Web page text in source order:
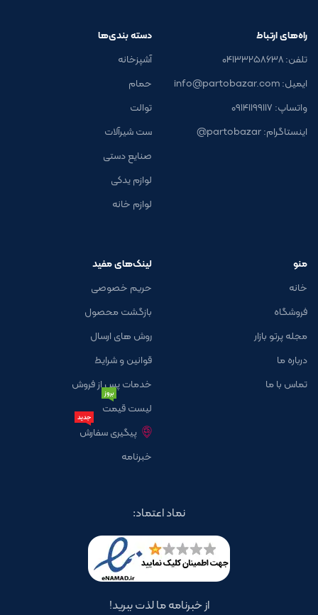
راه‌های ارتباط
تلفن: ۰۴۱۳۳۲۵۸۶۳۸
ایمیل: info@partobazar.com
واتساپ: ۰۹۱۴۱۱۹۹۱۱۷
اینستاگرام: partobazar@
دسته بندی‌ها
آشپزخانه
حمام
توالت
ست شیرآلات
صنایع دستی
لوازم یدکی
لوازم خانه
منو
خانه
فروشگاه
مجله پرتو بازار
درباره ما
تماس با ما
لینک‌های مفید
حریم خصوصی
بازگشت محصول
روش های ارسال
قوانین و شرایط
خدمات پس از فروش
لیست قیمت
بروز
پیگیری سفارش
جدید
خبرنامه
نماد اعتماد:
از خبرنامه ما لذت ببرید!